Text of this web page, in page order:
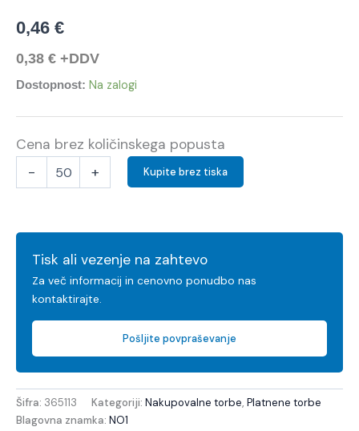
0,46 €
0,38 € +DDV
Dostopnost: Na zalogi
Cena brez količinskega popusta
- + Kupite brez tiska
Tisk ali vezenje na zahtevo
Za več informacij in cenovno ponudbo nas
kontaktirajte.
Pošljite povpraševanje
Šifra: 365113 Kategoriji: Nakupovalne torbe, Platnene torbe
Blagovna znamka: NO1